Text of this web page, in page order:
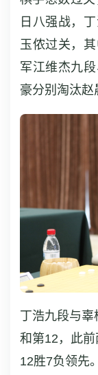
日八强战，
玉侬过关，
军江维杰九
豪分别淘汰赵
丁浩九段与
和第12，此
12胜7负领先